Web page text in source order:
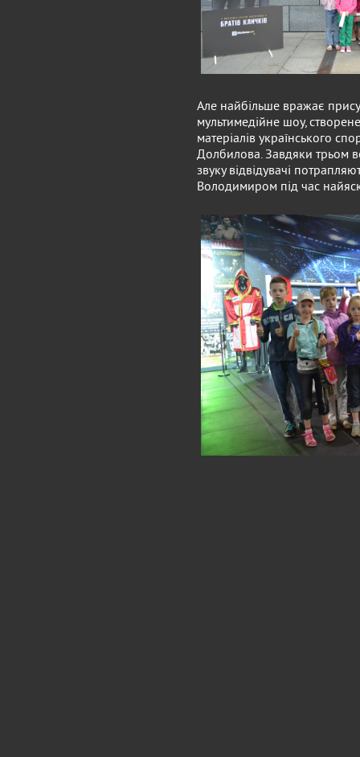
Але найбільше вражає
мультимедійне шоу,
матеріалів українського
Долбилова. Завдяки трьом
звуку відвідувачі
Володимиром під час